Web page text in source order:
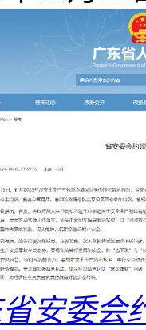
安委会